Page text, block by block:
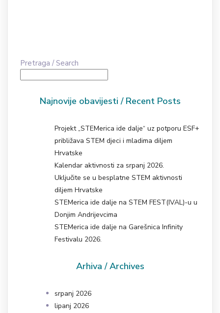
Pretraga / Search
Najnovije obavijesti / Recent Posts
Projekt „STEMerica ide dalje“ uz potporu ESF+
približava STEM djeci i mladima diljem
Hrvatske
Kalendar aktivnosti za srpanj 2026.
Uključite se u besplatne STEM aktivnosti
diljem Hrvatske
STEMerica ide dalje na STEM FEST(IVAL)-u u
Donjim Andrijevcima
STEMerica ide dalje na Garešnica Infinity
Festivalu 2026.
Arhiva / Archives
srpanj 2026
lipanj 2026